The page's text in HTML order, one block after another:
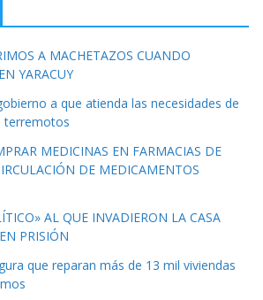
A MACHETAZOS CUANDO
YARACUY
a que atienda las necesidades de
terremotos
MEDICINAS EN FARMACIAS DE
DE MEDICAMENTOS
AL QUE INVADIERON LA CASA
PRISIÓN
que reparan más de 13 mil viviendas